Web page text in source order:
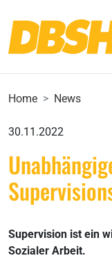
Home News
30.11.2022
Supervision ist ein
Sozialer Arbeit.